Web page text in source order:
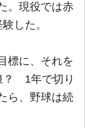
。現役では赤
した。
標に、それを
？ 1年で切り
ら、野球は続